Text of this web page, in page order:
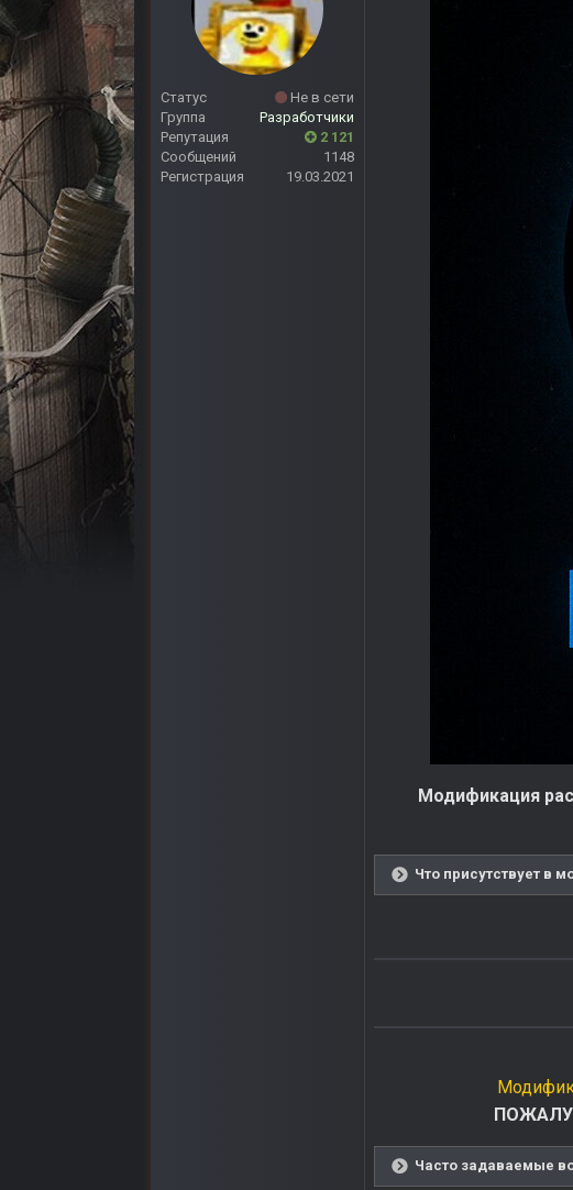
Статус
Не в сети
Группа
Разработчики
Репутация
2 121
Сообщений
1148
Регистрация
19.03.2021
Модификация
Что присутствует в
Часто задаваемые